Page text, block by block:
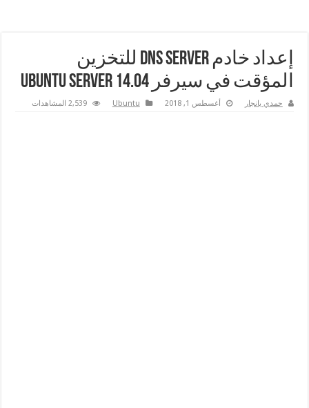
إعداد خادم DNS Server للتخزين
المؤقت في سيرفر Ubuntu Server 14.04
حمدي بانجار أغسطس 1, 2018 Ubuntu 2,539 المشاهدات